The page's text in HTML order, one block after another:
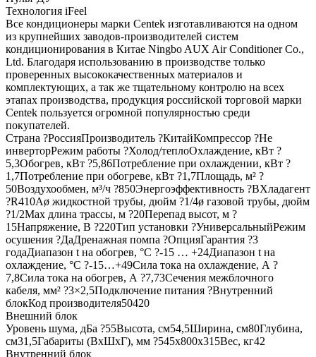
Технология iFeel
Все кондиционеры марки Centek изготавливаются на одном
из крупнейших заводов-производителей систем
кондиционирования в Китае Ningbo AUX Air Conditioner Co.,
Ltd. Благодаря использованию в производстве только
проверенных высококачественных материалов и
комплектующих, а так же тщательному контролю на всех
этапах производства, продукция российской торговой марки
Centek пользуется огромной популярностью среди
покупателей.
Страна ?РоссияПроизводитель ?КитайКомпрессор ?Не
инверторРежим работы ?Холод/теплоОхлаждение, кВт ?
5,3Обогрев, кВт ?5,86Потребление при охлаждении, кВт ?
1,7Потребление при обогреве, кВт ?1,7Площадь, м² ?
50Воздухообмен, м³/ч ?850Энергоэффективность ?BХладагент
?R410Aø жидкостной трубы, дюйм ?1/4ø газовой трубы, дюйм
?1/2Max длина трассы, м ?20Перепад высот, м ?
15Напряжение, В ?220Тип установки ?УниверсальныйРежим
осушения ?ДаДренажная помпа ?ОпцияГарантия ?3
годаДиапазон t на обогрев, °С ?-15 … +24Диапазон t на
охлаждение, °С ?-15…+49Сила тока на охлаждение, А ?
7,8Сила тока на обогрев, А ?7,73Сечения межблочного
кабеля, мм² ?3×2,5Подключение питания ?Внутренний
блокКод производителя50420
Внешний блок
Уровень шума, дБа ?55Высота, см54,5Ширина, см80Глубина,
см31,5Габариты (ВхШхГ), мм ?545x800x315Вес, кг42
Внутренний блок